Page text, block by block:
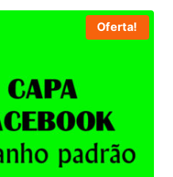
Oferta!